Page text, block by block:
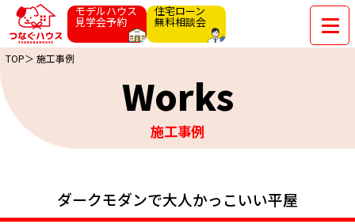
モデルハウス
見学会予約
住宅ローン
無料相談会
TOP＞ 施工事例
Works
施工事例
ダークモダンで大人かっこいい平屋